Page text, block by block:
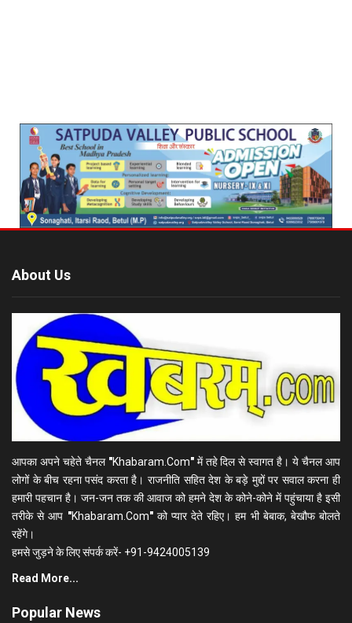
About Us
आपका अपने चहेते चैनल "Khabaram.Com"में तहे दिल से स्वागत है। ये चैनल आप
लोगों के बीच रहना पसंद करता है। राजनीति सहित देश के बड़े मुद्दों पर सवाल करना ही
हमारी पहचान है। जन-जन तक की आवाज को हमने देश के कोने-कोने में पहुंचाया है इसी
तरीके से आप "Khabaram.Com"को प्यार देते रहिए। हम भी बेबाक, बेखौफ बोलते
रहेंगे।
हमसे जुड़ने के लिए संपर्क करें- +91-9424005139
Read More...
Popular News